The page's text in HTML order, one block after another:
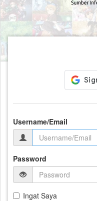
Username/Email
Password
Ingat Saya